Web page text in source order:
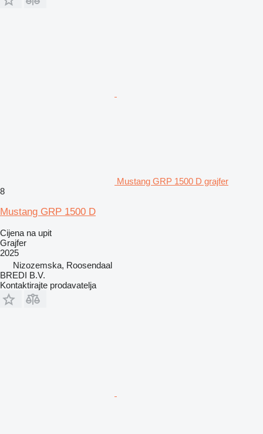
Mustang GRP 1500 D grajfer
8
Mustang GRP 1500 D
Cijena na upit
Grajfer
2025
Nizozemska, Roosendaal
BREDI B.V.
Kontaktirajte prodavatelja